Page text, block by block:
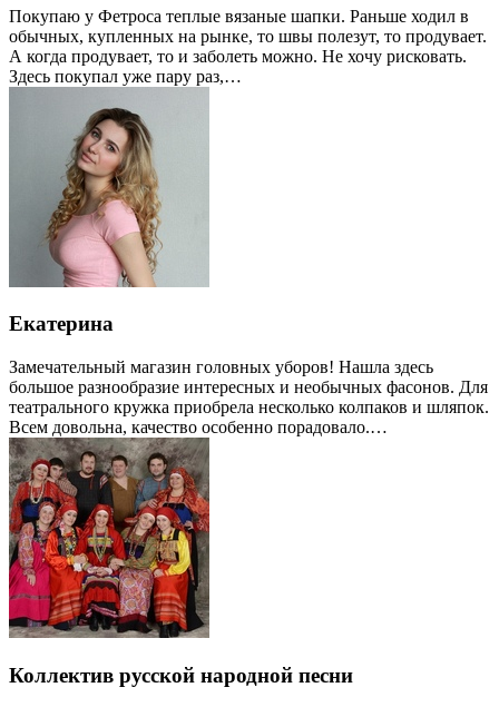
Покупаю у Фетроса теплые вязаные шапки. Раньше ходил в
обычных, купленных на рынке, то швы полезут, то продувает.
А когда продувает, то и заболеть можно. Не хочу рисковать.
Здесь покупал уже пару раз,…
Екатерина
Замечательный магазин головных уборов! Нашла здесь
большое разнообразие интересных и необычных фасонов. Для
театрального кружка приобрела несколько колпаков и шляпок.
Всем довольна, качество особенно порадовало.…
Коллектив русской народной песни